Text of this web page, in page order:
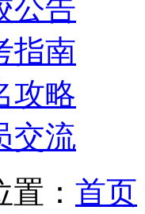
公告
指南
攻略
交流
： 首页